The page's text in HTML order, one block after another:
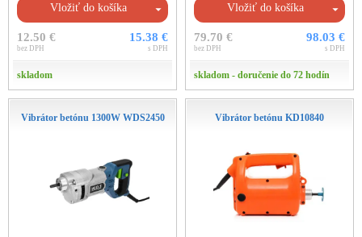
Vložiť do košíka
12.50 €
bez DPH
15.38 €
s DPH
skladom
Vložiť do košíka
79.70 €
bez DPH
98.03 €
s DPH
skladom - doručenie do 72 hodín
Vibrátor betónu 1300W WDS2450 Vibrátor betónu KD10840